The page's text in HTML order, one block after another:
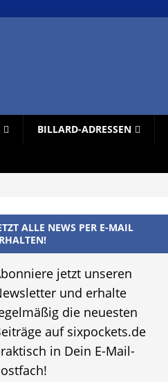
BILLARD-ADRESSEN
ALLE NEWS PER E-MAIL
jetzt unseren
und erhalte
die neuesten
auf sixpockets.de
in Dein E-Mail-